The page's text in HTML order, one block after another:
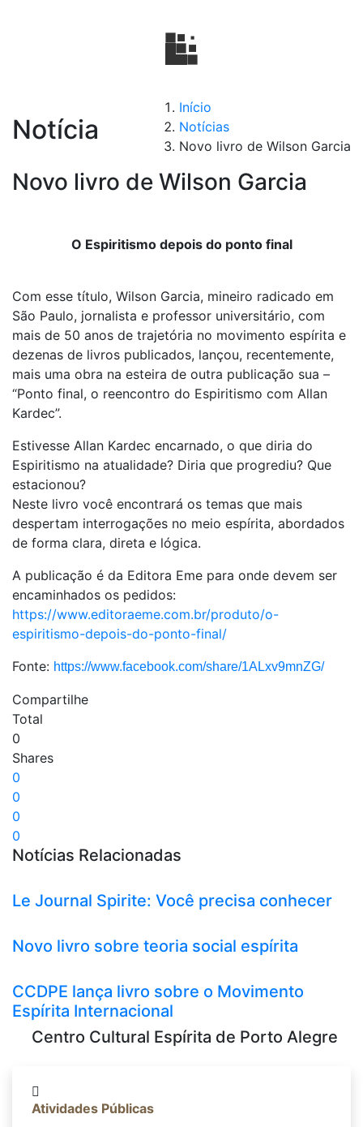
Notícia
Início
Notícias
Novo livro de Wilson Garcia
Novo livro de Wilson Garcia
O Espiritismo depois do ponto final
Com esse título, Wilson Garcia, mineiro radicado em
São Paulo, jornalista e professor universitário, com
mais de 50 anos de trajetória no movimento espírita e
dezenas de livros publicados, lançou, recentemente,
mais uma obra na esteira de outra publicação sua –
“Ponto final, o reencontro do Espiritismo com Allan
Kardec”.
Estivesse Allan Kardec encarnado, o que diria do
Espiritismo na atualidade? Diria que progrediu? Que
estacionou?
Neste livro você encontrará os temas que mais
despertam interrogações no meio espírita, abordados
de forma clara, direta e lógica.
A publicação é da Editora Eme para onde devem ser
encaminhados os pedidos:
https://www.editoraeme.com.br/produto/o-
espiritismo-depois-do-ponto-final/
Fonte: https://www.facebook.com/share/1ALxv9mnZG/
Compartilhe
Total
0
Shares
0
0
0
0
Notícias Relacionadas
Le Journal Spirite: Você precisa conhecer
Novo livro sobre teoria social espírita
CCDPE lança livro sobre o Movimento
Espírita Internacional
Centro Cultural Espírita de Porto Alegre
Atividades Públicas